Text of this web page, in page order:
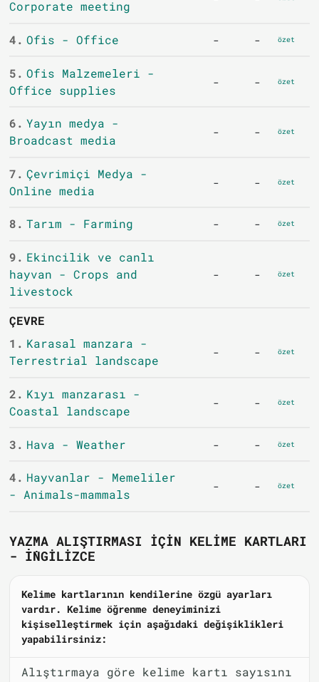
Corporate meeting
4. Ofis - Office - - özet
5. Ofis Malzemeleri -
Office supplies
- - özet
6. Yayın medya -
Broadcast media
- - özet
7. Çevrimiçi Medya -
Online media
- - özet
8. Tarım - Farming - - özet
9. Ekincilik ve canlı
hayvan - Crops and
livestock
- - özet
ÇEVRE
1. Karasal manzara -
Terrestrial landscape
- - özet
2. Kıyı manzarası -
Coastal landscape
- - özet
3. Hava - Weather - - özet
4. Hayvanlar - Memeliler
- Animals-mammals
- - özet
YAZMA ALIŞTIRMASI IÇIN KELIME KARTLARI
- İNGILIZCE
Kelime kartlarının kendilerine özgü ayarları
vardır. Kelime öğrenme deneyiminizi
kişiselleştirmek için aşağıdaki değişiklikleri
yapabilirsiniz:
Alıştırmaya göre kelime kartı sayısını